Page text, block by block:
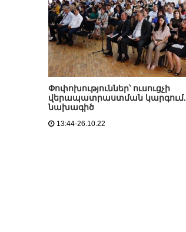
Փոփոխություններ՝ ուսուցչի
վերապատրաստման կարգում.
նախագիծ
13:44-26.10.22